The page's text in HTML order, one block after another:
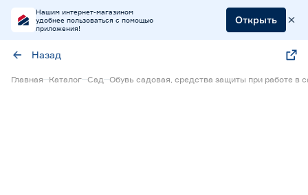
Нашим интернет-магазином
удобнее пользоваться с помощью
приложения!
Открыть
Назад
Главная Каталог Сад Обувь садовая, средства защиты при работе в